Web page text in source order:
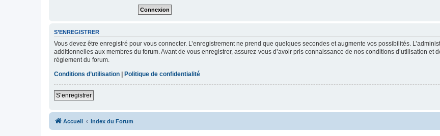
S’ENREGISTRER
Vous devez être enregistré pour vous connecter. L’enregistrement ne prend que quelques secondes et augmente vos possibilités.
additionnelles aux membres du forum. Avant de vous enregistrer, assurez-vous d’avoir pris connaissance de nos conditions d’utilisation et
règlement du forum.
Conditions d’utilisation
Politique de confidentialité
S’enregistrer
Accueil Index du Forum